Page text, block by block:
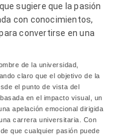
sugiere que la pasión
con conocimientos,
convertirse en una
de la universidad,
claro que el objetivo de la
el punto de vista del
en el impacto visual, un
apelación emocional dirigida
carrera universitaria. Con
que cualquier pasión puede